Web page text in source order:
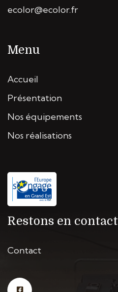
ecolor@ecolor.fr
Menu
Accueil
Présentation
Nos équipements
Nos réalisations
Restons en contact
Contact